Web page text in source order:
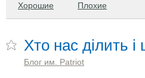
Хорошие Плохие
Хто нас ділить
Блог им. Patriot